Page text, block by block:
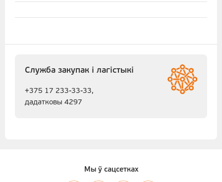
Служба закупак і лагістыкі
+375 17 233-33-33,
дадатковы 4297
Мы ў сацсетках